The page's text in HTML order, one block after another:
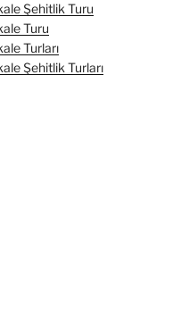
Şehitlik Turu
Turu
Turları
Şehitlik Turları